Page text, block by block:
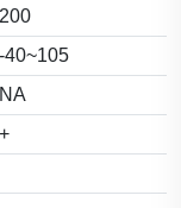
200
-40~105
NA
+